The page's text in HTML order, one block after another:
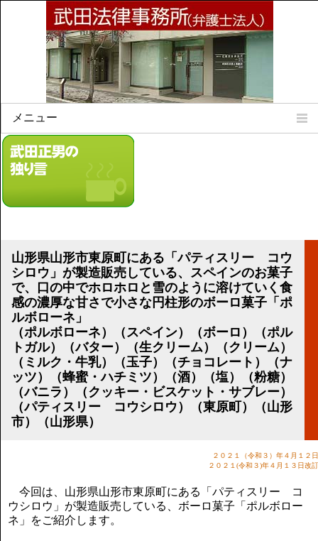
メニュー
Home
所属弁護士
法律相談案内
リンク集
顧問契約について
講演のご案内
気をつけたい法律のポイント
武田正男の独り言
山形県山形市東原町にある「パティスリー コウ
シロウ」が製造販売している、スペインのお菓子
で、口の中でホロホロと雪のように溶けていく食
感の濃厚な甘さで小さな円柱形のボーロ菓子「ポ
ルボローネ」
（ポルボローネ）（スペイン）（ボーロ）（ポル
トガル）（バター）（生クリーム）（クリーム）
（ミルク・牛乳）（玉子）（チョコレート）（ナ
ッツ）（蜂蜜・ハチミツ）（酒）（塩）（粉糖）
（バニラ）（クッキー・ビスケット・サブレー）
（パティスリー コウシロウ）（東原町）（山形
市）（山形県）
２０２１（令和３）年４月１２日
２０２１(令和３)年４月１３日改訂
今回は、山形県山形市東原町にある「パティスリー コ
ウシロウ」が製造販売している、ボーロ菓子「ポルボロー
ネ」をご紹介します。